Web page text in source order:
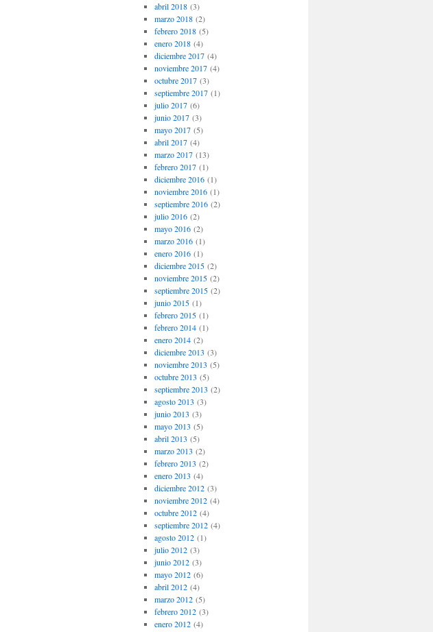
abril 2018(3)
marzo 2018(2)
febrero 2018(5)
enero 2018(4)
diciembre 2017(4)
noviembre 2017(4)
octubre 2017(3)
septiembre 2017(1)
julio 2017(6)
junio 2017(3)
mayo 2017(5)
abril 2017(4)
marzo 2017(13)
febrero 2017(1)
diciembre 2016(1)
noviembre 2016(1)
septiembre 2016(2)
julio 2016(2)
mayo 2016(2)
marzo 2016(1)
enero 2016(1)
diciembre 2015(2)
noviembre 2015(2)
septiembre 2015(2)
junio 2015(1)
febrero 2015(1)
febrero 2014(1)
enero 2014(2)
diciembre 2013 (3)
noviembre 2013 (5)
octubre 2013 (5)
septiembre 2013 (2)
agosto 2013 (3)
junio 2013 (3)
mayo 2013 (5)
abril 2013 (5)
marzo 2013 (2)
febrero 2013 (2)
enero 2013 (4)
diciembre 2012(3)
noviembre 2012(4)
octubre 2012(4)
septiembre 2012(4)
agosto 2012(1)
julio 2012(3)
junio 2012(3)
mayo 2012(6)
abril 2012(4)
marzo 2012(5)
febrero 2012(3)
enero 2012(4)